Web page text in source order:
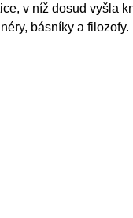
v níž dosud vyšla
básníky a filozofy.